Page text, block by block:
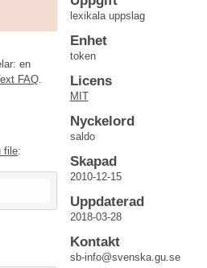
en
FAQ.
file:
lexikala uppslag
Enhet
token
Licens
MIT
Nyckelord
saldo
Skapad
2010-12-15
Uppdaterad
2018-03-28
Kontakt
sb-info@svenska.gu.se